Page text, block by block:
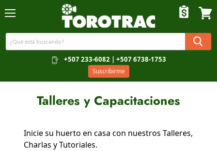
+507 233-6082 | +507 6738-1753
Suscribirme
Talleres y Capacitaciones
Inicie su huerto en casa con nuestros Talleres,
Charlas y Tutoriales.